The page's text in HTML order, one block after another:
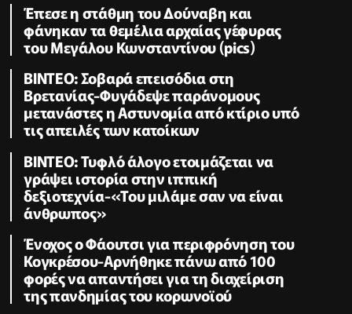
Έπεσε η στάθμη του Δούναβη και
φάνηκαν τα θεμέλια αρχαίας γέφυρας
του Μεγάλου Κωνσταντίνου (pics)
ΒΙΝΤΕΟ: Σοβαρά επεισόδια στη
Βρετανίας-Φυγάδεψε παράνομους
μετανάστες η Αστυνομία από κτίριο υπό
τις απειλές των κατοίκων
ΒΙΝΤΕΟ: Τυφλό άλογο ετοιμάζεται να
γράψει ιστορία στην ιππική
δεξιοτεχνία-«Του μιλάμε σαν να είναι
άνθρωπος»
Ένοχος ο Φάουτσι για περιφρόνηση του
Κογκρέσου-Αρνήθηκε πάνω από 100
φορές να απαντήσει για τη διαχείριση
της πανδημίας του κορωνοϊού